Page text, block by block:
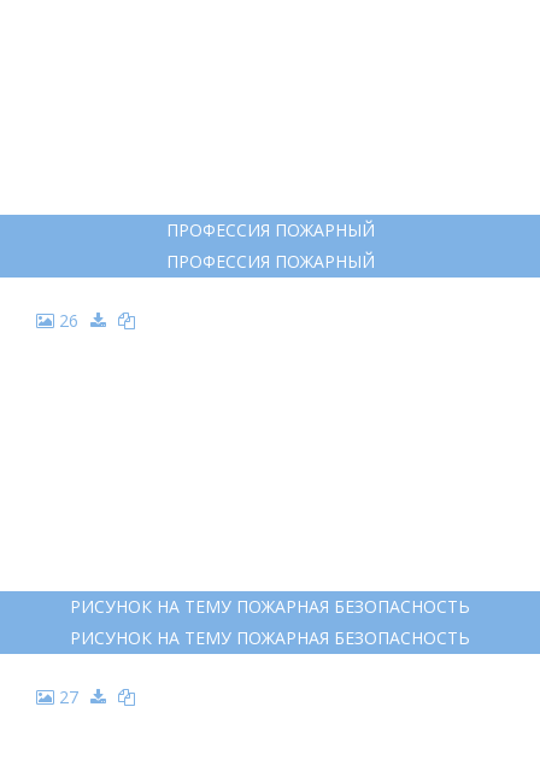
ПРОФЕССИЯ ПОЖАРНЫЙ
ПРОФЕССИЯ ПОЖАРНЫЙ
26
РИСУНОК НА ТЕМУ ПОЖАРНАЯ БЕЗОПАСНОСТЬ
РИСУНОК НА ТЕМУ ПОЖАРНАЯ БЕЗОПАСНОСТЬ
27